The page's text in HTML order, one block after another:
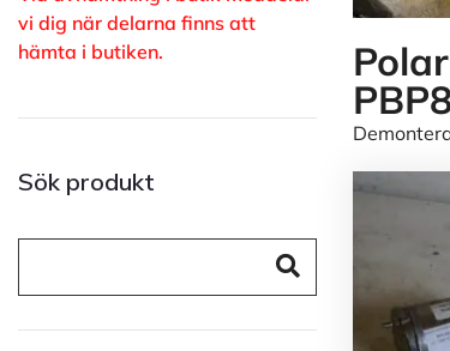
vi dig när delarna finns att
hämta i butiken.
Sök produkt